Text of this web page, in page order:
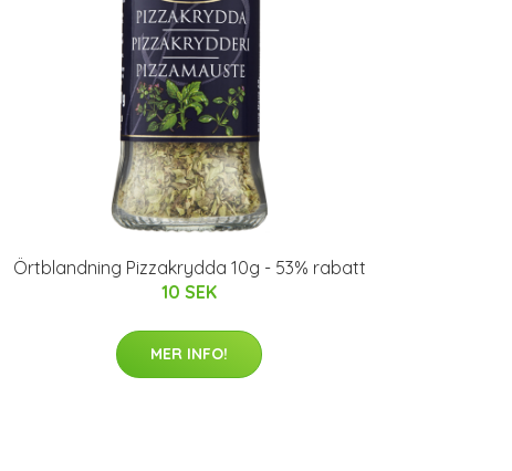
Örtblandning Pizzakrydda 10g - 53% rabatt
10 SEK
MER INFO!